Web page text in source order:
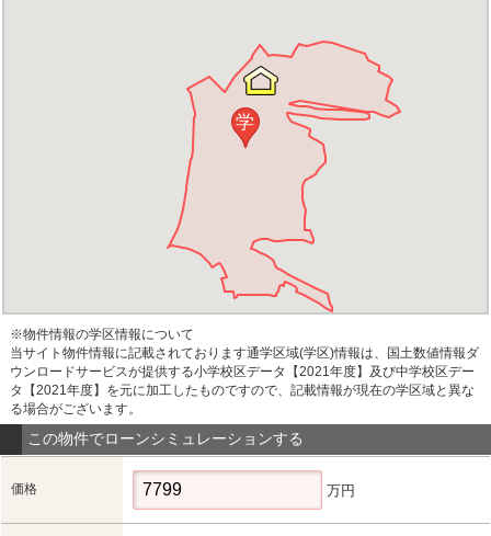
学
※物件情報の学区情報について
当サイト物件情報に記載されております通学区域(学区)情報は、国土数値情報ダ
ウンロードサービスが提供する小学校区データ【2021年度】及び中学校区デー
タ【2021年度】を元に加工したものですので、記載情報が現在の学区域と異な
る場合がございます。
この物件でローンシミュレーションする
価格 万円